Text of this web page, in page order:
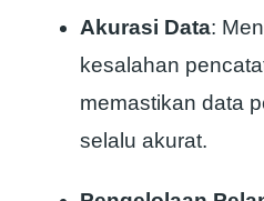
Akurasi Data:
kesalahan
memastikan data
selalu akurat.